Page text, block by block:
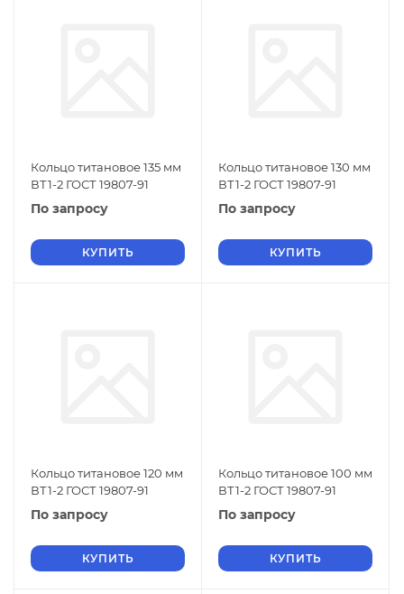
Кольцо титановое 135 мм
ВТ1-2 ГОСТ 19807-91
По запросу
КУПИТЬ
Кольцо титановое 130 мм
ВТ1-2 ГОСТ 19807-91
По запросу
КУПИТЬ
Кольцо титановое 120 мм
ВТ1-2 ГОСТ 19807-91
По запросу
КУПИТЬ
Кольцо титановое 100 мм
ВТ1-2 ГОСТ 19807-91
По запросу
КУПИТЬ